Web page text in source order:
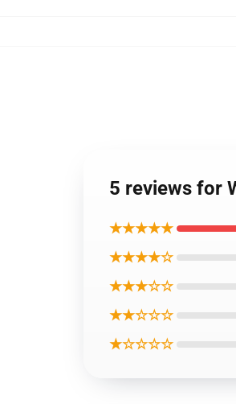
5 reviews for
★★★★★
★★★★☆
★★★☆☆
★★☆☆☆
★☆☆☆☆